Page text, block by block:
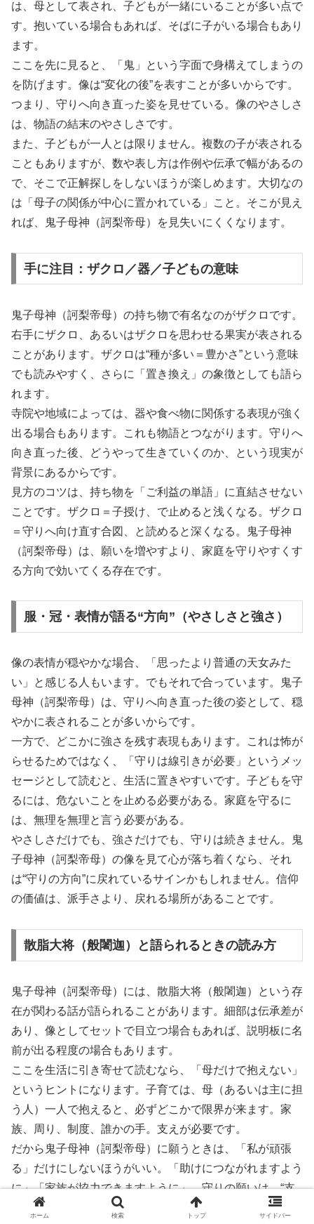
は、母として表され、子どもが一緒にいることが多い点で
す。抱いている場合もあれば、そばに子がいる場合もあり
ます。
ここを先に見ると、「鬼」という字面で身構えてしまうの
を防げます。像は“変化の後”を表すことが多いからです。
つまり、守りへ向き直った姿を見せている。像のやさしさ
は、物語の結末のやさしさです。
また、子どもが一人とは限りません。複数の子が表される
こともありますが、数や表し方は作例や伝承で幅があるの
で、そこで正解探しをしないほうが楽しめます。大切なの
は「母子の関係が中心に置かれている」こと。そこが見え
れば、鬼子母神（訶梨帝母）を見失いにくくなります。
手に注目：ザクロ／器／子どもの意味
鬼子母神（訶梨帝母）の持ち物で有名なのがザクロです。
右手にザクロ、あるいはザクロを思わせる果実が表される
ことがあります。ザクロは“種が多い＝豊かさ”という意味
でも読みやすく、さらに「置き換え」の象徴としても語ら
れます。
寺院や地域によっては、器や食べ物に関係する表現が強く
出る場合もあります。これも物語とつながります。守りへ
向き直った後、どうやって生きていくのか、という現実が
背景にあるからです。
見方のコツは、持ち物を「ご利益の単語」に直結させない
ことです。ザクロ＝子授け、で止めると浅くなる。ザクロ
＝守りへ向け直す合図、と読めると深くなる。鬼子母神
（訶梨帝母）は、願いを増やすより、家庭を守りやすくす
る方向で効いてくる存在です。
服・冠・表情が語る“方向”（やさしさと強さ）
像の表情が穏やかな場合、「思ったより普通の天女みた
い」と感じる人もいます。でもそれで合っています。鬼子
母神（訶梨帝母）は、守りへ向き直った後の姿として、穏
やかに表されることが多いからです。
一方で、どこかに強さを残す表現もあります。これは怖が
らせるためではなく、「守りは線引きが必要」というメッ
セージとして読むと、生活に置きやすいです。子どもを守
るには、危ないことを止める必要がある。家庭を守るに
は、無理を無理と言う必要がある。
やさしさだけでも、強さだけでも、守りは続きません。鬼
子母神（訶梨帝母）の像を見て心が落ち着くなら、それ
は“守りの方向”に戻れているサインかもしれません。信仰
の価値は、派手さより、戻れる場所があることです。
散脂大将（般闍迦）と語られるときの読み方
鬼子母神（訶梨帝母）には、散脂大将（般闍迦）という存
在が関わる話が語られることがあります。細部は伝承差が
あり、像としてセットで目立つ場合もあれば、説明板に名
前が出る程度の場合もあります。
ここを生活に引き寄せて読むなら、「母だけで抱えない」
というヒントになります。子育ては、母（あるいは主に担
う人）一人で抱えると、必ずどこかで限界が来ます。家
族、周り、制度、誰かの手。支えが必要です。
だから鬼子母神（訶梨帝母）に願うときは、「私が頑張
る」だけにしないほうがいい。「助けにつながれますよう
に」「家族が協力できますように」。守りの願いは、“支
えが届く形”にすると現実が動きやすい。鬼子母神は、孤
ホーム 検索 トップ サイドバー